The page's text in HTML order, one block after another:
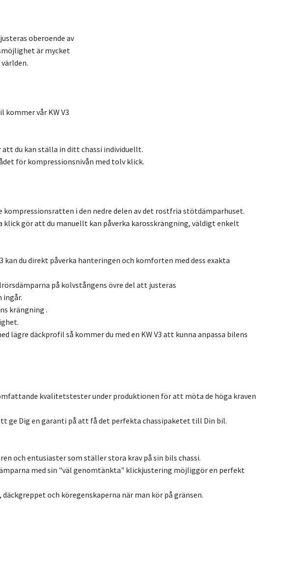
oberoende av
är mycket
kommer vår KW V3
du kan ställa in ditt chassi individuellt.
för kompressionsnivån med tolv klick.
kompressionsratten i den nedre delen av det rostfria stötdämparhuset.
gör att du manuellt kan påverka karosskrängning, väldigt enkelt
du direkt påverka hanteringen och komforten med dess exakta
på kolvstångens övre del att justeras
ingår.
krängning .
däckprofil så kommer du med en KW V3 att kunna anpassa bilens
kvalitetstester under produktionen för att möta de höga kraven
ge Dig en garanti på att få det perfekta chassipaketet till Din bil.
och entusiaster som ställer stora krav på sin bils chassi.
med sin "väl genomtänkta" klickjustering möjliggör en perfekt
och köregenskaperna när man kör på gränsen.